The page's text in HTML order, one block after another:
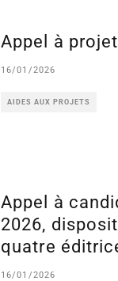
Appel à
16/01/2026
AIDES AUX PROJETS
Appel à
2026,
quatre
16/01/2026